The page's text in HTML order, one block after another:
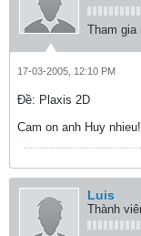
Tham gia
17-03-2005, 12:10 PM
Ðề: Plaxis 2D
Cam on anh Huy nhieu!
Luis
Thành